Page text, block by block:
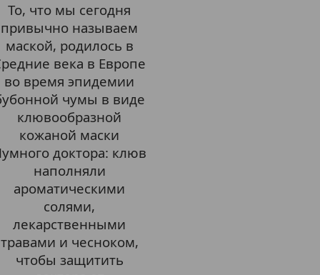
То, что мы сегодня
привычно называем
маской, родилось в
века в Европе
во время эпидемии
чумы в виде
клювообразной
кожаной маски
доктора: клюв
наполняли
ароматическими
солями,
лекарственными
травами и чесноком,
чтобы защитить